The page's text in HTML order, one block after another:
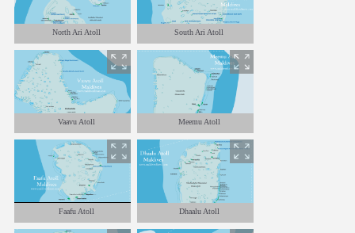
North Ari Atoll South Ari Atoll
Vaavu Atoll Meemu Atoll
Faafu Atoll Dhaalu Atoll